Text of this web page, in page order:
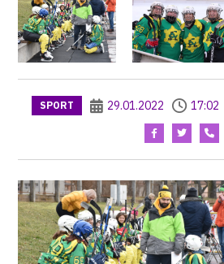
SPORT 29.01.2022 17:02